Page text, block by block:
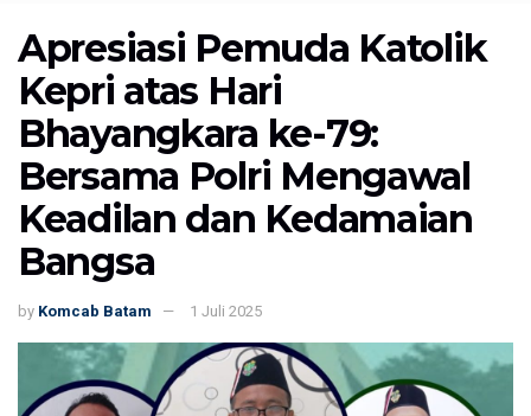
Apresiasi Pemuda Katolik
Kepri atas Hari
Bhayangkara ke-79:
Bersama Polri Mengawal
Keadilan dan Kedamaian
Bangsa
by Komcab Batam 1 Juli 2025